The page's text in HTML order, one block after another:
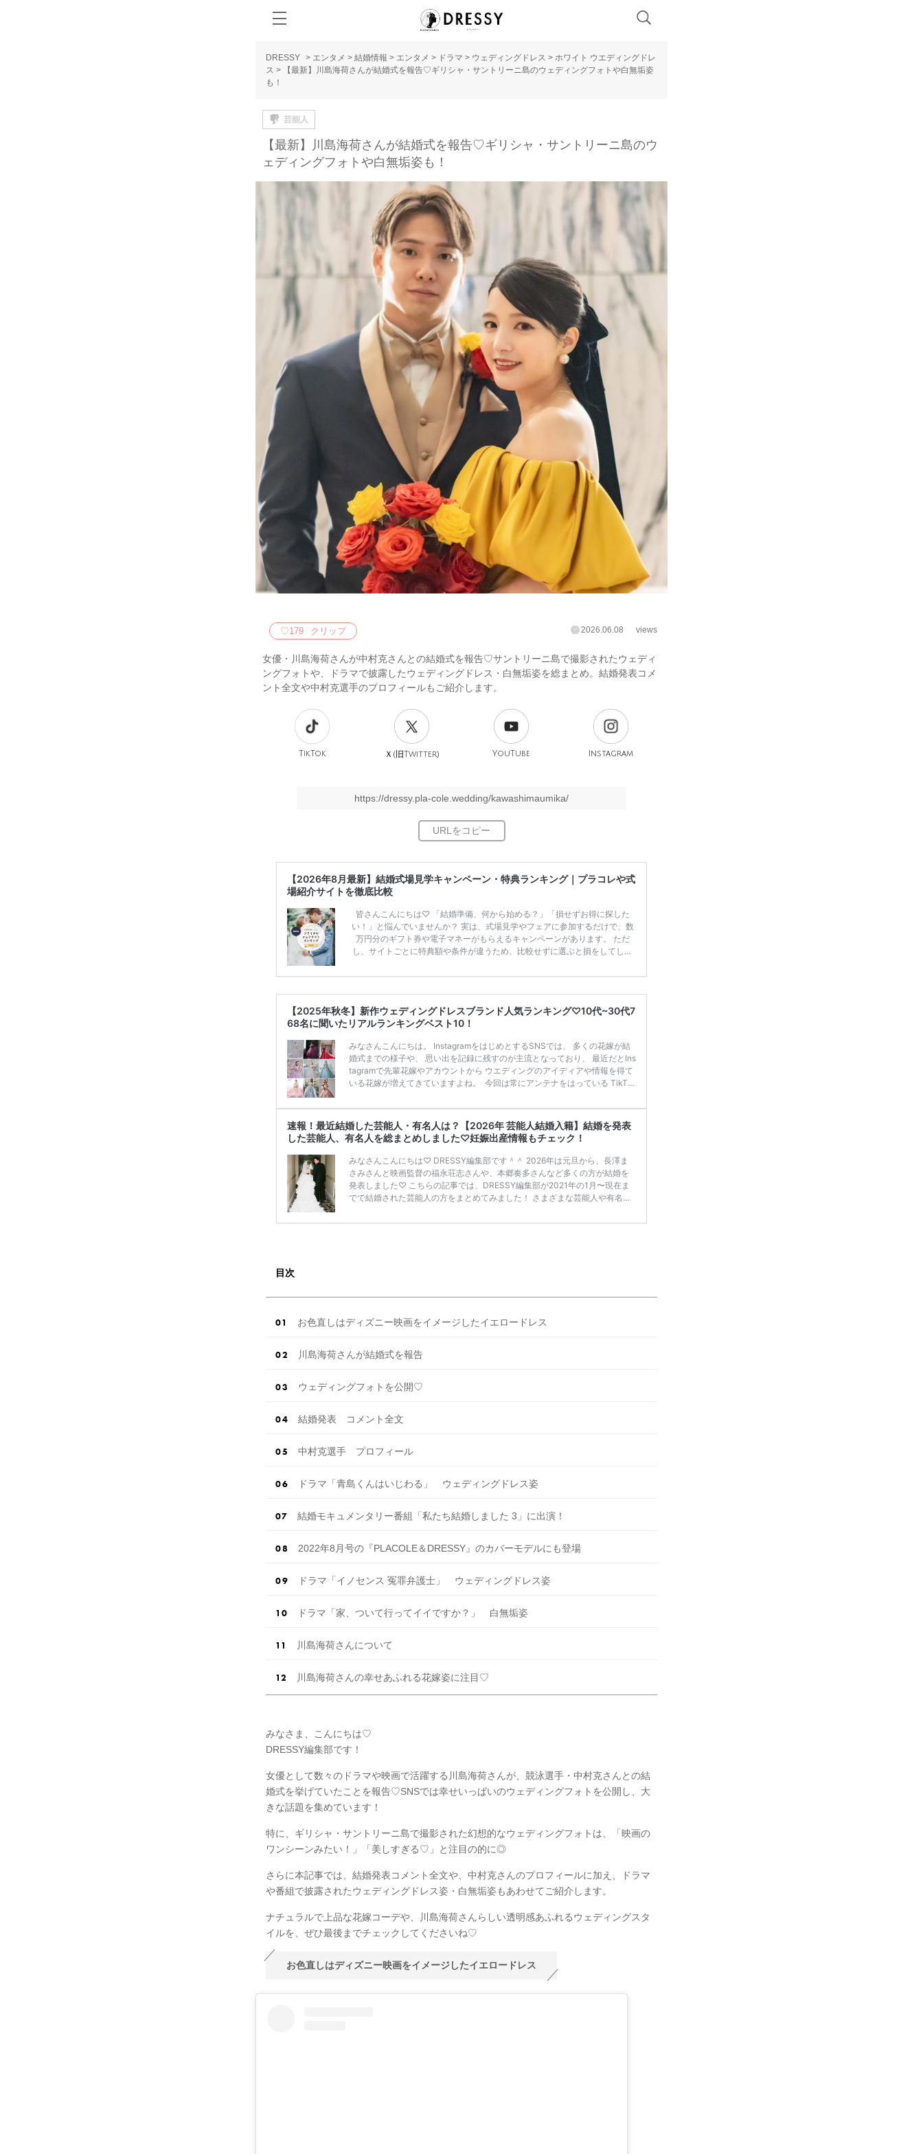
DRESSY > エンタメ > 結婚情報 > エンタメ > ドラマ > ウェディングドレス > ホワイト ウエディングドレ
ス >
【最新】川島海荷さんが結婚式を報告♡ギリシャ・サントリーニ島のウェディングフォトや白無垢姿
も！
芸能人
【最新】川島海荷さんが結婚式を報告♡ギリシャ・サントリーニ島のウ
ェディングフォトや白無垢姿も！
♡179 クリップ 2026.06.08 views
女優・川島海荷さんが中村克さんとの結婚式を報告♡サントリーニ島で撮影されたウェディ
ングフォトや、ドラマで披露したウェディングドレス・白無垢姿を総まとめ。結婚発表コメ
ント全文や中村克選手のプロフィールもご紹介します。
TikTok Ｘ(旧Twitter) YouTube Instagram
https://dressy.pla-cole.wedding/kawashimaumika/
【2026年8月最新】結婚式場見学キャンペーン・特典ランキング｜プラコレや式
場紹介サイトを徹底比較
皆さんこんにちは♡ 「結婚準備、何から始める？」「損せずお得に探した
い！」と悩んでいませんか？ 実は、式場見学やフェアに参加するだけで、数
万円分のギフト券や電子マネーがもらえるキャンペーンがあります。 ただ
し、サイトごとに特典額や条件が違うため、比較せずに選ぶと損をしてしま
ンペーン特典ランキングを公開！ 比較サイト：プラコレ、ゼクシィ、ハナユ
補を絞れる「ウェディング診断」か、体験型 […]続きを読む
【2025年秋冬】新作ウェディングドレスブランド人気ランキング♡10代~30代7
68名に聞いたリアルランキングベスト10！
みなさんこんにちは。 InstagramをはじめとするSNSでは、 多くの花嫁が結
婚式までの様子や、 思い出を記録に残すのが主流となっており、 最近だとIns
tagramで先輩花嫁やアカウントから ウエディングのアイディアや情報を得て
いる花嫁が増えてきていますよね。 ​ 今回は常にアンテナをはっている TikTo
票に参加しました。 こちらの記事では集計結果をリアルなランキングにまと
めています。 (※2025年8月の調査結果です) ​​ ドレスのこだわりに関するアン
ケートでは、 全体の86％の女性がドレスにこ […]続きを読む
速報！最近結婚した芸能人・有名人は？【2026年 芸能人結婚入籍】結婚を発表
した芸能人、有名人を総まとめしました♡妊娠出産情報もチェック！
みなさんこんにちは♡ DRESSY編集部です＾＾ 2026年は元旦から、長澤ま
さみさんと映画監督の福永荘志さんや、本郷奏多さんなど多くの方が結婚を
発表しました♡ こちらの記事では、DRESSY編集部が2021年の1月〜現在ま
でで結婚された芸能人の方をまとめてみました！ さまざまな芸能人や有名人
きます◎ ぜひcheckしてくださいね♡ 【7/20(土)7/21(日)7/22(月)限定】＜横
目次
お色直しはディズニー映画をイメージしたイエロードレス
川島海荷さんが結婚式を報告
ウェディングフォトを公開♡
結婚発表 コメント全文
中村克選手 プロフィール
ドラマ「青島くんはいじわる」 ウェディングドレス姿
結婚モキュメンタリー番組「私たち結婚しました 3」に出演！
2022年8月号の『PLACOLE＆DRESSY』のカバーモデルにも登場
ドラマ「イノセンス 冤罪弁護士」 ウェディングドレス姿
ドラマ「家、ついて行ってイイですか？」 白無垢姿
川島海荷さんについて
川島海荷さんの幸せあふれる花嫁姿に注目♡
みなさま、こんにちは♡
DRESSY編集部です！
女優として数々のドラマや映画で活躍する川島海荷さんが、競泳選手・中村克さんとの結
婚式を挙げていたことを報告♡SNSでは幸せいっぱいのウェディングフォトを公開し、大
きな話題を集めています！
特に、ギリシャ・サントリーニ島で撮影された幻想的なウェディングフォトは、「映画の
ワンシーンみたい！」「美しすぎる♡」と注目の的に◎
さらに本記事では、結婚発表コメント全文や、中村克さんのプロフィールに加え、ドラマ
や番組で披露されたウェディングドレス姿・白無垢姿もあわせてご紹介します。
ナチュラルで上品な花嫁コーデや、川島海荷さんらしい透明感あふれるウェディングスタ
イルを、ぜひ最後までチェックしてくださいね♡
お色直しはディズニー映画をイメージしたイエロードレス